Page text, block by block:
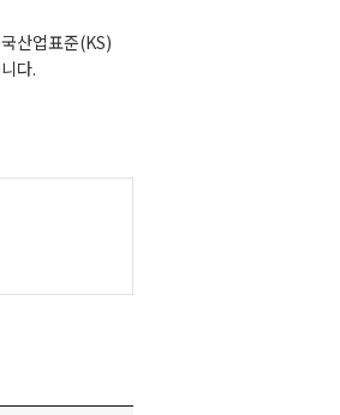
산업표준(KS)
다.